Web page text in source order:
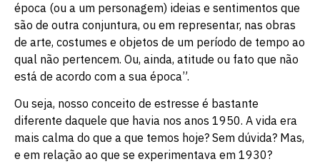
época (ou a um personagem) ideias e sentimentos que
são de outra conjuntura, ou em representar, nas obras
de arte, costumes e objetos de um período de tempo ao
qual não pertencem. Ou, ainda, atitude ou fato que não
está de acordo com a sua época”.
Ou seja, nosso conceito de estresse é bastante
diferente daquele que havia nos anos 1950. A vida era
mais calma do que a que temos hoje? Sem dúvida? Mas,
e em relação ao que se experimentava em 1930?